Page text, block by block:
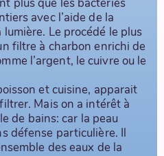
avec l’aide de la
Le procédé le plus
filtre à charbon enrichi de
l’argent, le cuivre ou le
et cuisine, apparait
Mais on a intérêt à
de bains: car la peau
défense particulière. Il
des eaux de la